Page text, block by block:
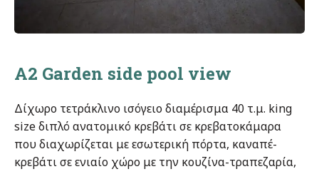
A2 Garden side pool view
Δίχωρο τετράκλινο ισόγειο διαμέρισμα 40 τ.μ. king
size διπλό ανατομικό κρεβάτι σε κρεβατοκάμαρα
που διαχωρίζεται με εσωτερική πόρτα, καναπέ-
κρεβάτι σε ενιαίο χώρο με την κουζίνα-τραπεζαρία,